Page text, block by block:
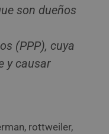
son dueños
(PPP), cuya
y causar
rottweiler,